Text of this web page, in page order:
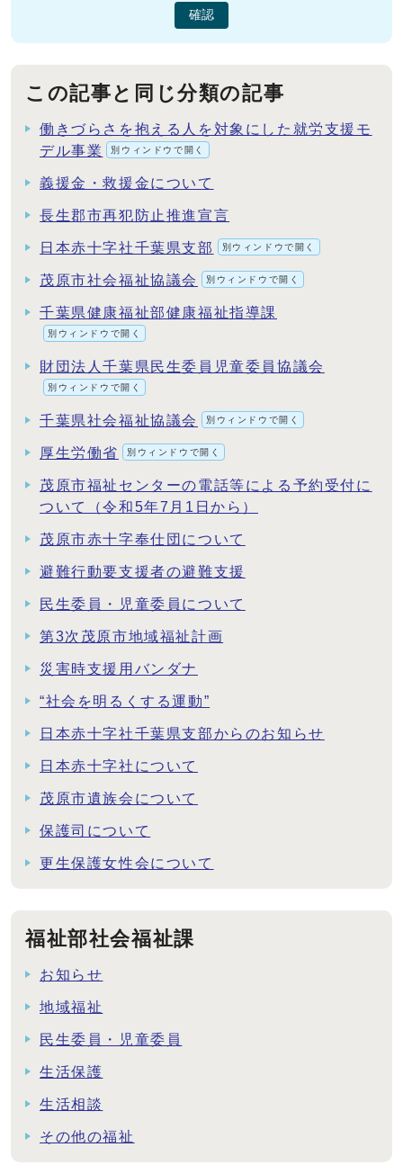
確認
この記事と同じ分類の記事
働きづらさを抱える人を対象にした就労支援モ
デル事業
別ウィンドウで開く
義援金・救援金について
長生郡市再犯防止推進宣言
日本赤十字社千葉県支部 別ウィンドウで開く
茂原市社会福祉協議会 別ウィンドウで開く
千葉県健康福祉部健康福祉指導課
別ウィンドウで開く
財団法人千葉県民生委員児童委員協議会
別ウィンドウで開く
千葉県社会福祉協議会 別ウィンドウで開く
厚生労働省 別ウィンドウで開く
茂原市福祉センターの電話等による予約受付に
ついて（令和5年7月1日から）
茂原市赤十字奉仕団について
避難行動要支援者の避難支援
民生委員・児童委員について
第3次茂原市地域福祉計画
災害時支援用バンダナ
“社会を明るくする運動”
日本赤十字社千葉県支部からのお知らせ
日本赤十字社について
茂原市遺族会について
保護司について
更生保護女性会について
福祉部社会福祉課
お知らせ
地域福祉
民生委員・児童委員
生活保護
生活相談
その他の福祉